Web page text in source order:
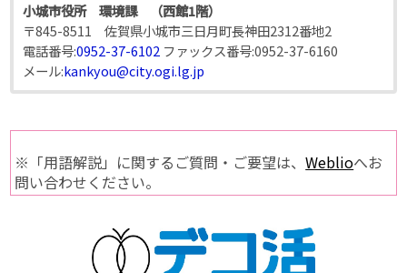
小城市役所 環境課 （西館1階）
〒845-8511 佐賀県小城市三日月町長神田2312番地2
電話番号:0952-37-6102 ファックス番号:0952-37-6160
メール:kankyou@city.ogi.lg.jp
※「用語解説」に関するご質問・ご要望は、Weblioへお
問い合わせください。